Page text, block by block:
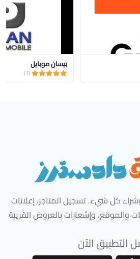
بيسان موبايل
(1)
كل شيء. تسجيل المتاجر، إعلانات
والموقع، وإشعارات بالعروض القريبة
التطبيق الآن